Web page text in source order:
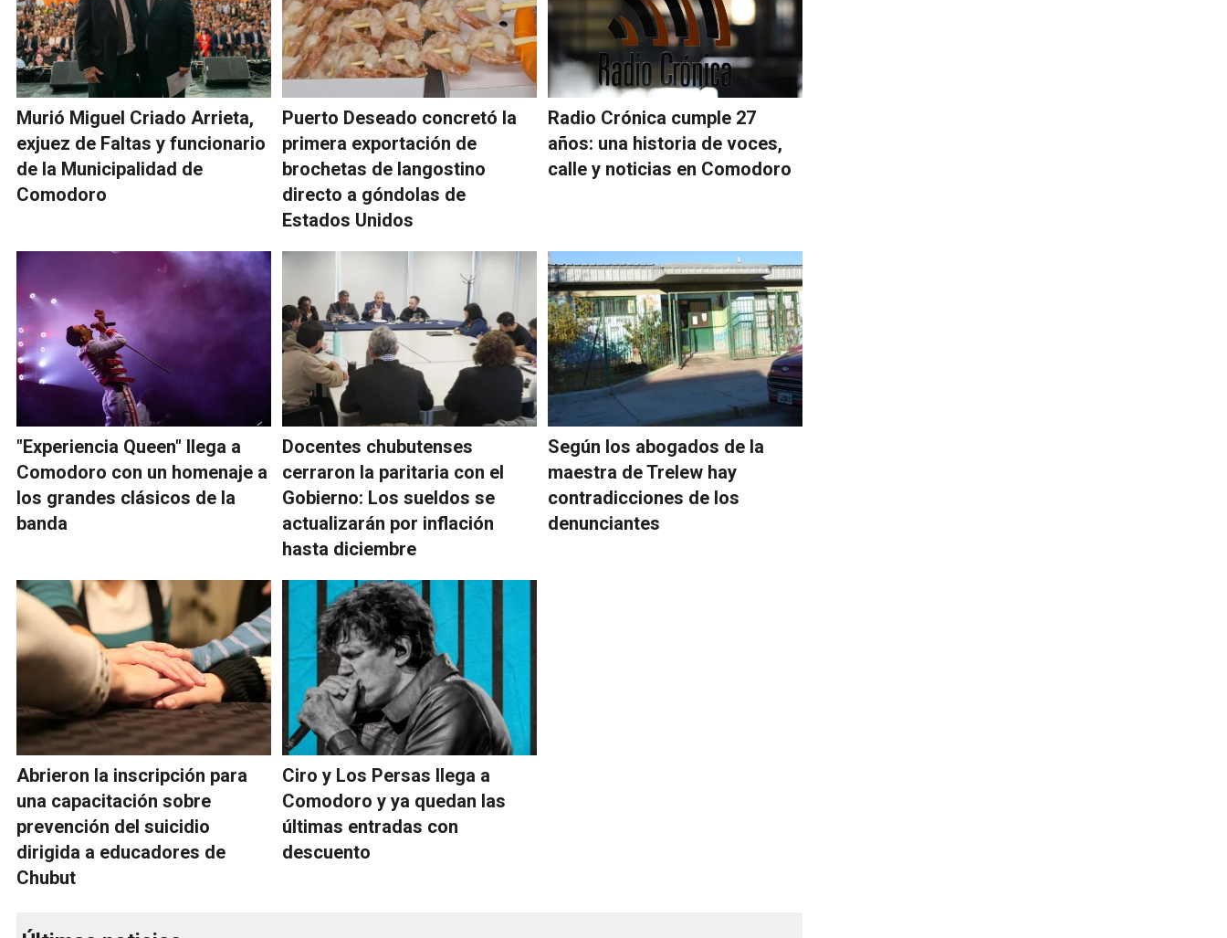
Murió Miguel Criado Arrieta,
exjuez de Faltas y funcionario
de la Municipalidad de
Comodoro
Puerto Deseado concretó la
primera exportación de
brochetas de langostino
directo a góndolas de
Estados Unidos
Radio Crónica cumple 27
años: una historia de voces,
calle y noticias en Comodoro
"Experiencia Queen" llega a
Comodoro con un homenaje a
los grandes clásicos de la
banda
Docentes chubutenses
cerraron la paritaria con el
Gobierno: Los sueldos se
actualizarán por inflación
hasta diciembre
Según los abogados de la
maestra de Trelew hay
contradicciones de los
denunciantes
Abrieron la inscripción para
una capacitación sobre
prevención del suicidio
dirigida a educadores de
Chubut
Ciro y Los Persas llega a
Comodoro y ya quedan las
últimas entradas con
descuento